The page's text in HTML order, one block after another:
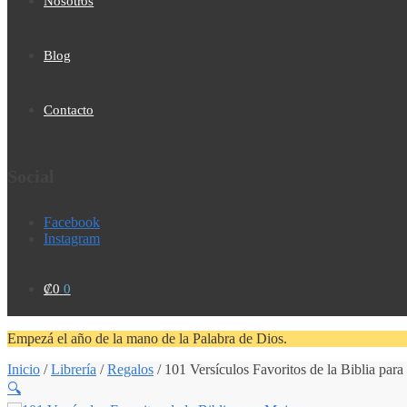
Blog
Contacto
Facebook
Instagram
₡0 0
Empezá el año de la mano de la Palabra de Dios.
Inicio /Librería /Regalos / 101 Versículos Favoritos de la Biblia
🔍